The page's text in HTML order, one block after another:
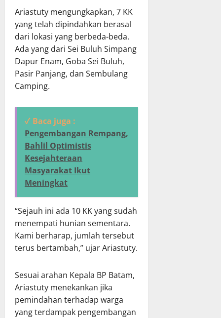
Ariastuty mengungkapkan, 7 KK
yang telah dipindahkan berasal
dari lokasi yang berbeda-beda.
Ada yang dari Sei Buluh Simpang
Dapur Enam, Goba Sei Buluh,
Pasir Panjang, dan Sembulang
Camping.
✓ Baca juga :
Pengembangan Rempang,
Bahlil Optimistis
Kesejahteraan
Masyarakat Ikut
Meningkat
“Sejauh ini ada 10 KK yang sudah
menempati hunian sementara.
Kami berharap, jumlah tersebut
terus bertambah,” ujar Ariastuty.
Sesuai arahan Kepala BP Batam,
Ariastuty menekankan jika
pemindahan terhadap warga
yang terdampak pengembangan